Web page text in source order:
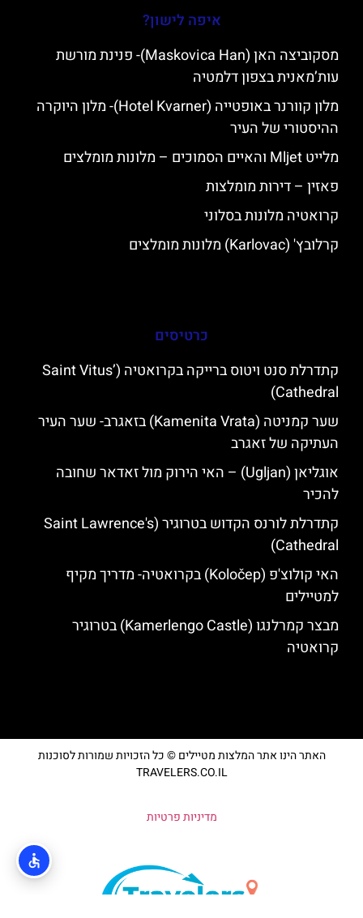
איפה לישון?
מסקוביצה האן (Maskovica Han)- פנינת מורשת
עות’מאנית בצפון דלמטיה
מלון קוורנר באופטייה (Hotel Kvarner)- מלון היוקרה
ההיסטורי של העיר
מלייט Mljet והאיים הסמוכים – מלונות מומלצים
פאזין – דירות מומלצות
קרואטיה מלונות בסלוני
קרלובץ' (Karlovac) מלונות מומלצים
כרטיסים
קתדרלת סנט ויטוס ברייקה בקרואטיה (Saint Vitus’
Cathedral)
שער קמניטה (Kamenita Vrata) בזאגרב- שער העיר
העתיקה של זאגרב
אוגליאן (Ugljan) – האי הירוק מול זאדאר שחובה
להכיר
קתדרלת לורנס הקדוש בטרוגיר (Saint Lawrence's
Cathedral)
האי קולוצ'פ (Koločep) בקרואטיה- מדריך מקיף
למטיילים
מבצר קמרלנגו (Kamerlengo Castle) בטרוגיר
קרואטיה
האתר הינו אתר המלצות מטיילים © כל הזכויות שמורות לסוכנות
TRAVELERS.CO.IL
מדיניות פרטיות